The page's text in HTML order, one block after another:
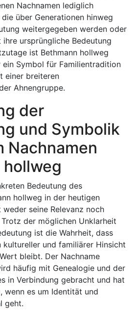
Nachnamen lediglich
über Generationen hinweg
weitergegeben werden oder
ursprüngliche Bedeutung
ist Bethmann hollweg
ein Symbol für Familientradition
einer breiteren
Ahnengruppe.
der
und Symbolik
Nachnamen
hollweg
Bedeutung des
hollweg in der heutigen
seine Relevanz noch
der möglichen Unklarheit
ist die Wahrheit, dass
kultureller und familiärer Hinsicht
bleibt. Der Nachname
häufig mit Genealogie und der
in Verbindung gebracht und hat
wenn es um Identität und
geht.